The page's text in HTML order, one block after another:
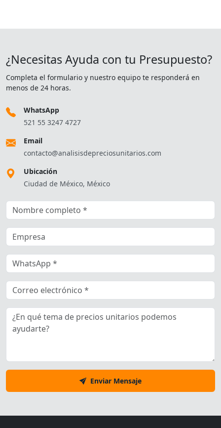
¿Necesitas Ayuda con tu Presupuesto?
Completa el formulario y nuestro equipo te responderá en
menos de 24 horas.
WhatsApp
521 55 3247 4727
Email
contacto@analisisdepreciosunitarios.com
Ubicación
Ciudad de México, México
Enviar Mensaje